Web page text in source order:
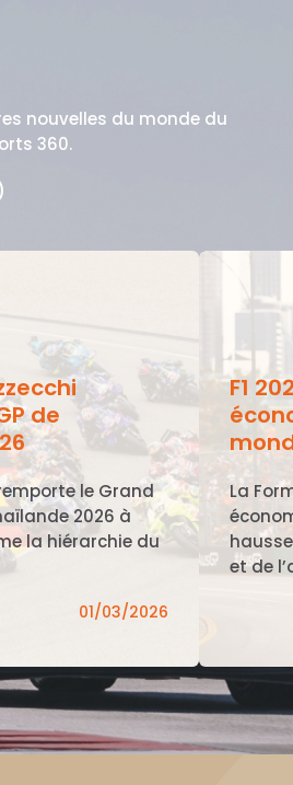
nouvelles du monde du
360.
de
le Grand
2026 à
la hiérarchie du
01/03/2026
F1
La
et de